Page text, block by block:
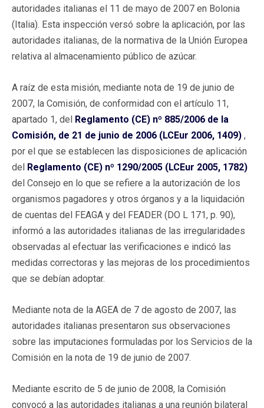
autoridades italianas el 11 de mayo de 2007 en Bolonia
(Italia). Esta inspección versó sobre la aplicación, por las
autoridades italianas, de la normativa de la Unión Europea
relativa al almacenamiento público de azúcar.
A raíz de esta misión, mediante nota de 19 de junio de
2007, la Comisión, de conformidad con el artículo 11,
apartado 1, del Reglamento (CE) nº 885/2006 de la
Comisión, de 21 de junio de 2006 (LCEur 2006, 1409) ,
por el que se establecen las disposiciones de aplicación
del Reglamento (CE) nº 1290/2005 (LCEur 2005, 1782)
del Consejo en lo que se refiere a la autorización de los
organismos pagadores y otros órganos y a la liquidación
de cuentas del FEAGA y del FEADER (DO L 171, p. 90),
informó a las autoridades italianas de las irregularidades
observadas al efectuar las verificaciones e indicó las
medidas correctoras y las mejoras de los procedimientos
que se debían adoptar.
Mediante nota de la AGEA de 7 de agosto de 2007, las
autoridades italianas presentaron sus observaciones
sobre las imputaciones formuladas por los Servicios de la
Comisión en la nota de 19 de junio de 2007.
Mediante escrito de 5 de junio de 2008, la Comisión
convocó a las autoridades italianas a una reunión bilateral